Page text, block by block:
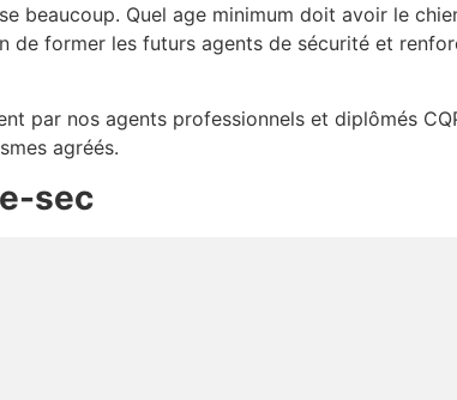
beaucoup. Quel age minimum doit avoir le
former les futurs agents de sécurité et
par nos agents professionnels et diplômés
agréés.
sec